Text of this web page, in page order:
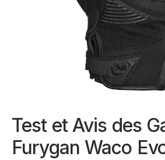
Test et Avis des
Furygan Waco